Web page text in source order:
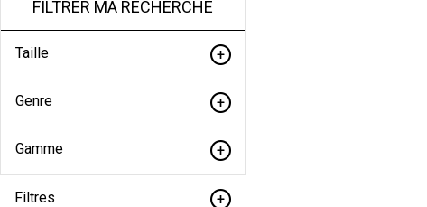
FILTRER MA RECHERCHE
Taille
Genre
Gamme
Filtres